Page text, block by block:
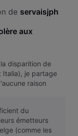
de servaisjph
aux
disparition de
Italia), je partage
raison
du
émetteurs
(comme les